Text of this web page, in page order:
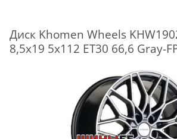
Диск Khomen Wheels
8,5x19 5x112 ET30 66,6 Gray-